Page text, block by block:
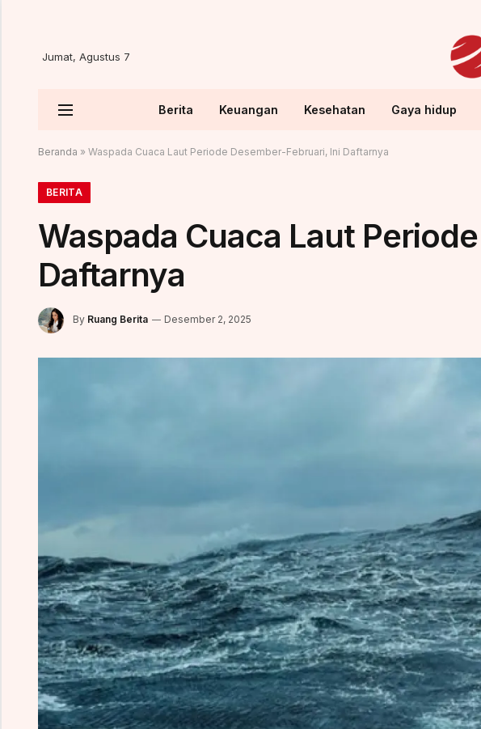
Jumat, Agustus 7
Berita Keuangan Kesehatan Gaya hidup
Beranda » Waspada Cuaca Laut Periode Desember-Februari, Ini Daftarnya
BERITA
Waspada Cuaca Laut
Daftarnya
By Ruang Berita Desember 2, 2025